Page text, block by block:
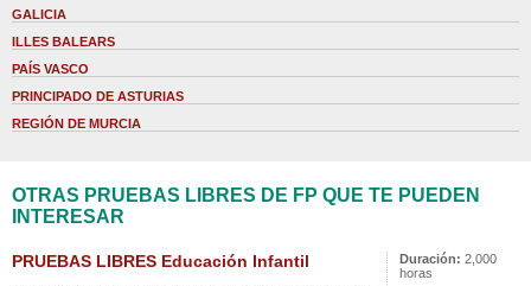
GALICIA
ILLES BALEARS
PAÍS VASCO
PRINCIPADO DE ASTURIAS
REGIÓN DE MURCIA
OTRAS PRUEBAS LIBRES DE FP QUE TE PUEDEN
INTERESAR
PRUEBAS LIBRES Educación Infantil Duración: 2,000
horas